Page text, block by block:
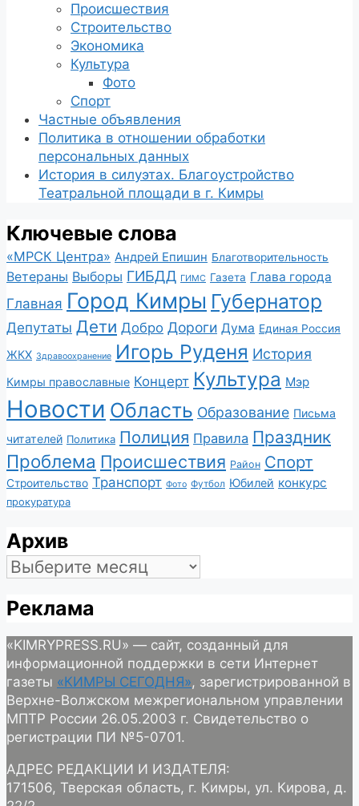
Происшествия
Строительство
Экономика
Культура
Фото
Спорт
Частные объявления
Политика в отношении обработки
персональных данных
История в силуэтах. Благоустройство
Театральной площади в г. Кимры
Ключевые слова
«МРСК Центра» Андрей Епишин Благотворительность
Ветераны Выборы ГИБДД ГИМС Газета Глава города
Главная Город Кимры Губернатор
Депутаты Дети Добро Дороги Дума Единая Россия
ЖКХ Здравоохранение Игорь Руденя История
Кимры православные Концерт Культура Мэр
Новости Область Образование Письма
читателей Политика Полиция Правила Праздник
Проблема Происшествия Район Спорт
Строительство Транспорт Фото Футбол Юбилей конкурс
прокуратура
Архив
Архив
Реклама
«KIMRYPRESS.RU» — сайт, созданный для
информационной поддержки в сети Интернет
газеты «КИМРЫ СЕГОДНЯ», зарегистрированной в
Верхне-Волжском межрегиональном управлении
МПТР России 26.05.2003 г. Свидетельство о
регистрации ПИ №5-0701.
АДРЕС РЕДАКЦИИ И ИЗДАТЕЛЯ:
171506, Тверская область, г. Кимры, ул. Кирова, д.